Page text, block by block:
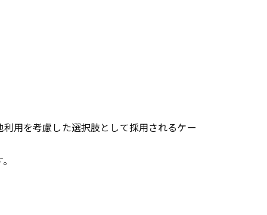
用を考慮した選択肢として採用されるケー